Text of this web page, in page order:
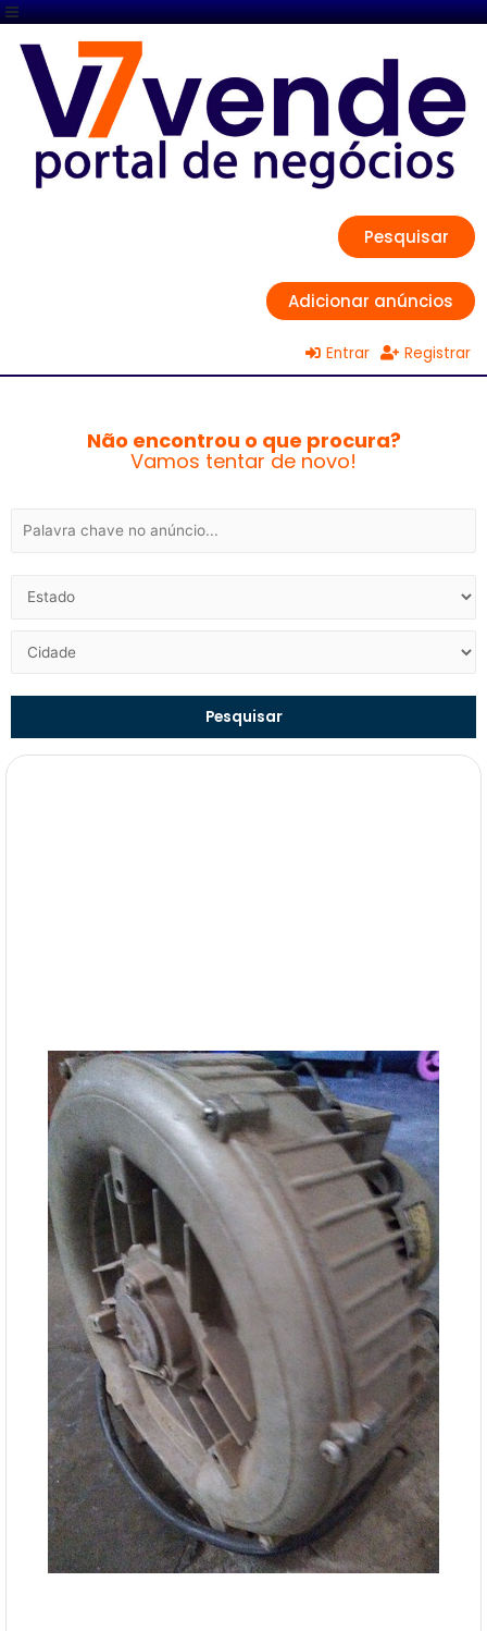
Pesquisar
Adicionar anúncios
Entrar Registrar
Não encontrou o que procura?
Vamos tentar de novo!
Pesquisar